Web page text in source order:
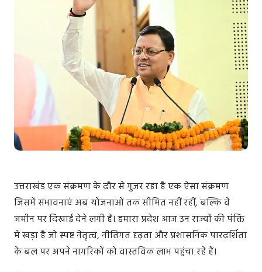
उत्तराखंड एक संक्रमण के दौर से गुजर रहा है एक ऐसा संक्रमण
जिसमें संभावनाएं अब योजनाओं तक सीमित नहीं रहीं, बल्कि वे
जमीन पर दिखाई देने लगी हैं। हमारा प्रदेश आज उन राज्यों की पंक्ति
में खड़ा है जो स्पष्ट नेतृत्व, नीतिगत दृढ़ता और प्रशासनिक पारदर्शिता
के बल पर अपने नागरिकों को वास्तविक लाभ पहुंचा रहे हैं।